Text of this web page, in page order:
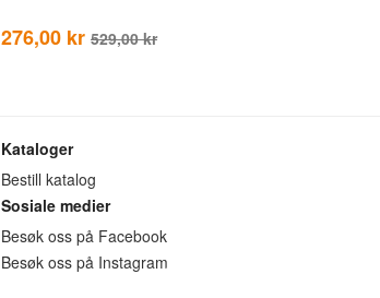
276,00 kr 529,00 kr
Kataloger
Bestill katalog
Sosiale medier
Besøk oss på Facebook
Besøk oss på Instagram